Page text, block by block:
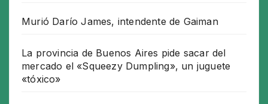
Murió Darío James, intendente de Gaiman
La provincia de Buenos Aires pide sacar del
mercado el «Squeezy Dumpling», un juguete
«tóxico»